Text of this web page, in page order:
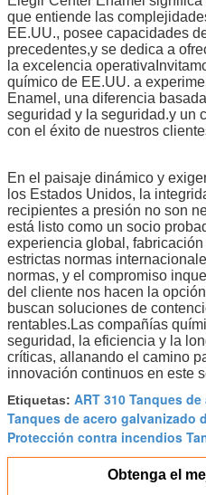
que entiende las
EE.UU., posee capacidades
precedentes,y se dedica a
la excelencia
químico de EE.UU. a
Enamel, una diferencia
seguridad y la seguridad.y un
con el éxito de nuestros
En el paisaje dinámico y
los Estados Unidos, la
recipientes a presión no son
está listo como un socio
experiencia global,
estrictas normas
normas, y el compromiso
del cliente nos hacen la
buscan soluciones de
rentables.Las compañías
seguridad, la eficiencia y la
críticas, allanando el camino
innovación continuos en este
Etiquetas: ART 310 Tanques
Tanques de acero galvanizado
Protección contra incendios
Obtenga el